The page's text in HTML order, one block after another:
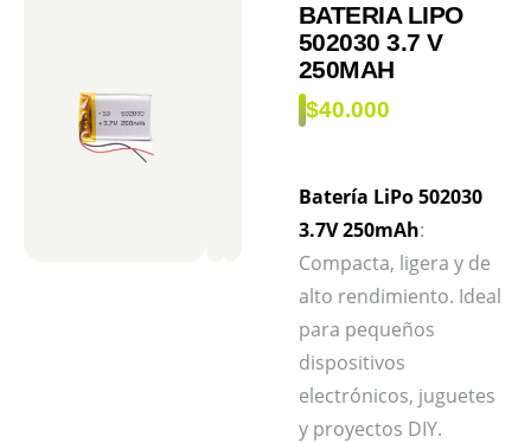
BATERIA LIPO
502030 3.7 V
250MAH
$40.000
Batería LiPo 502030
3.7V 250mAh:
Compacta, ligera y de
alto rendimiento. Ideal
para pequeños
dispositivos
electrónicos, juguetes
y proyectos DIY.